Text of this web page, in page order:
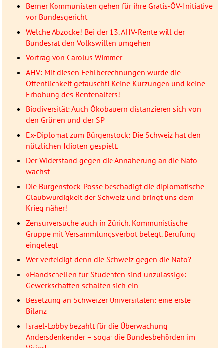
Berner Kommunisten gehen für ihre Gratis-ÖV-Initiative
vor Bundesgericht
Welche Abzocke! Bei der 13. AHV-Rente will der
Bundesrat den Volkswillen umgehen
Vortrag von Carolus Wimmer
AHV: Mit diesen Fehlberechnungen wurde die
Öffentlichkeit getäuscht! Keine Kürzungen und keine
Erhöhung des Rentenalters!
Biodiversität: Auch Ökobauern distanzieren sich von
den Grünen und der SP
Ex-Diplomat zum Bürgenstock: Die Schweiz hat den
nützlichen Idioten gespielt.
Der Widerstand gegen die Annäherung an die Nato
wächst
Die Bürgenstock-Posse beschädigt die diplomatische
Glaubwürdigkeit der Schweiz und bringt uns dem
Krieg näher!
Zensurversuche auch in Zürich. Kommunistische
Gruppe mit Versammlungsverbot belegt. Berufung
eingelegt
Wer verteidigt denn die Schweiz gegen die Nato?
«Handschellen für Studenten sind unzulässig»:
Gewerkschaften schalten sich ein
Besetzung an Schweizer Universitäten: eine erste
Bilanz
Israel-Lobby bezahlt für die Überwachung
Andersdenkender – sogar die Bundesbehörden im